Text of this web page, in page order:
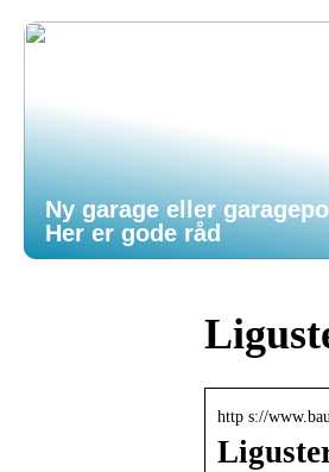
Ny garage eller
Her er gode råd
http s://